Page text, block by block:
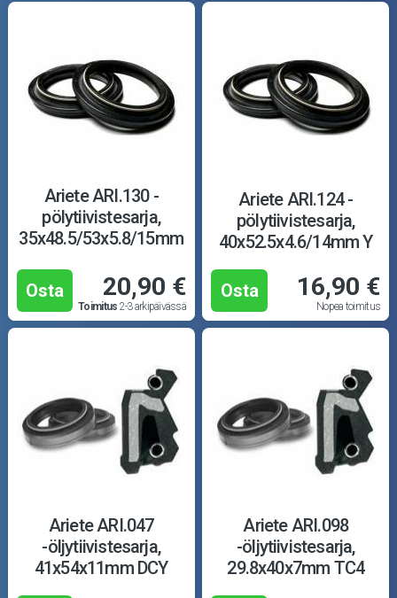
Ariete ARI.130 -
pölytiivistesarja,
35x48.5/53x5.8/15mm
Osta
20,90 €
Toimitus 2-3 arkipäivässä
Ariete ARI.124 -
pölytiivistesarja,
40x52.5x4.6/14mm Y
Osta 16,90 €
Nopea toimitus
Ariete ARI.047
-öljytiivistesarja,
41x54x11mm DCY
Ariete ARI.098
-öljytiivistesarja,
29.8x40x7mm TC4